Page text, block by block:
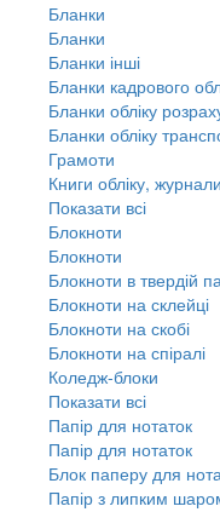
Бланки
Бланки
Бланки інші
Бланки кадрового
Бланки обліку
Бланки обліку
Грамоти
Книги обліку, журнали
Показати всі
Блокноти
Блокноти
Блокноти в твердій
Блокноти на склейці
Блокноти на скобі
Блокноти на спіралі
Коледж-блоки
Показати всі
Папір для нотаток
Папір для нотаток
Блок паперу для
Папір з липким